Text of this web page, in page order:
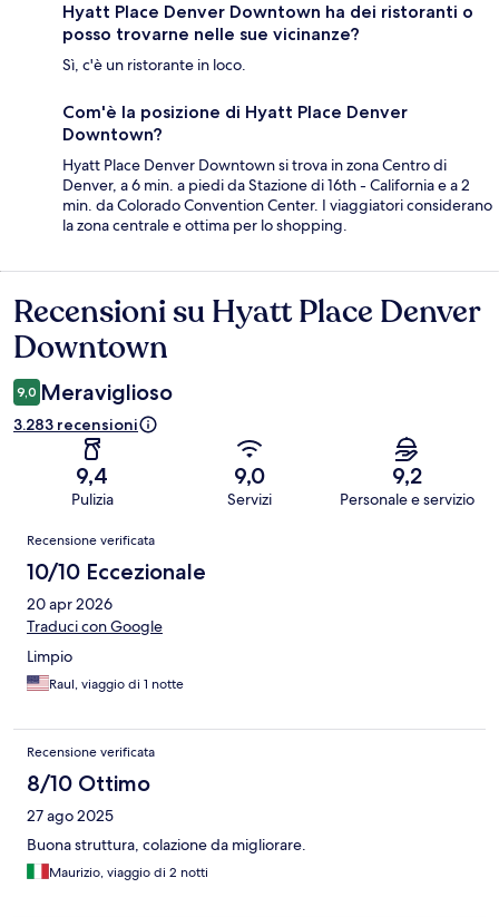
Hyatt Place Denver Downtown ha dei ristoranti o
posso trovarne nelle sue vicinanze?
Sì, c'è un ristorante in loco.
Com'è la posizione di Hyatt Place Denver
Downtown?
Hyatt Place Denver Downtown si trova in zona Centro di
Denver, a 6 min. a piedi da Stazione di 16th - California e a 2
min. da Colorado Convention Center. I viaggiatori considerano
la zona centrale e ottima per lo shopping.
Recensioni
Recensioni su Hyatt Place Denver
Downtown
9,0 Meraviglioso
3.283 recensioni
9,4
Pulizia
9,0
Servizi
9,2
Personale e servizio
Recensioni
Recensione verificata
10/10 Eccezionale
20 apr 2026
Traduci con Google
Limpio
Raul, viaggio di 1 notte
Recensione verificata
8/10 Ottimo
27 ago 2025
Buona struttura, colazione da migliorare.
Maurizio, viaggio di 2 notti